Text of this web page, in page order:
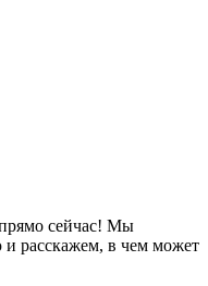
прямо сейчас! Мы
и расскажем, в чем может